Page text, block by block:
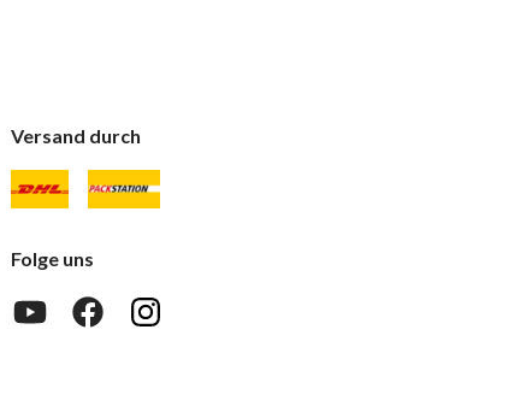
Versand durch
Folge uns